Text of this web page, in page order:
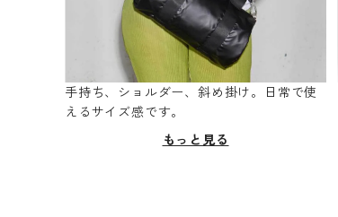
手持ち、ショルダー、斜め掛け。日常で使
えるサイズ感です。
もっと見る